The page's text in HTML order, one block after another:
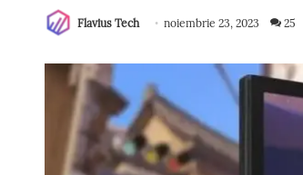
Flavius Tech noiembrie 23, 2023 25